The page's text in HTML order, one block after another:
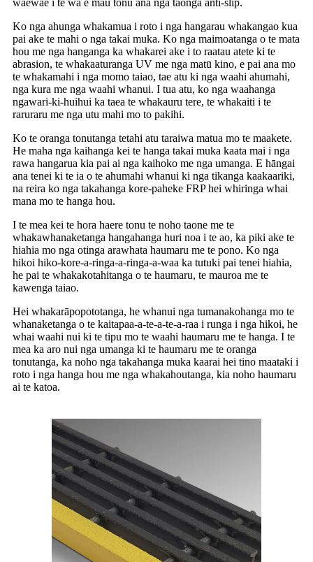
waewae i te wa e mau tonu ana nga taonga anti-slip.
Ko nga ahunga whakamua i roto i nga hangarau whakangao kua
pai ake te mahi o nga takai muka. Ko nga maimoatanga o te mata
hou me nga hanganga ka whakarei ake i to raatau atete ki te
abrasion, te whakaaturanga UV me nga matū kino, e pai ana mo
te whakamahi i nga momo taiao, tae atu ki nga waahi ahumahi,
nga kura me nga waahi whanui. I tua atu, ko nga waahanga
ngawari-ki-huihui ka taea te whakauru tere, te whakaiti i te
raruraru me nga utu mahi mo to pakihi.
Ko te oranga tonutanga tetahi atu taraiwa matua mo te maakete.
He maha nga kaihanga kei te hanga takai muka kaata mai i nga
rawa hangarua kia pai ai nga kaihoko me nga umanga. E hāngai
ana tenei ki te ia o te ahumahi whanui ki nga tikanga kaakaariki,
na reira ko nga takahanga kore-paheke FRP hei whiringa whai
mana mo te hanga hou.
I te mea kei te hora haere tonu te noho taone me te
whakawhanaketanga hangahanga huri noa i te ao, ka piki ake te
hiahia mo nga otinga arawhata haumaru me te pono. Ko nga
hikoi hiko-kore-a-ringa-a-ringa-a-waa ka tutuki pai tenei hiahia,
he pai te whakakotahitanga o te haumaru, te mauroa me te
kawenga taiao.
Hei whakarāpopototanga, he whanui nga tumanakohanga mo te
whanaketanga o te kaitapaa-a-te-a-te-a-raa i runga i nga hikoi, he
whai waahi nui ki te tipu mo te waahi haumaru me te hanga. I te
mea ka aro nui nga umanga ki te haumaru me te oranga
tonutanga, ka noho nga takahanga muka kaarai hei tino maataki i
roto i nga hanga hou me nga whakahoutanga, kia noho haumaru
ai te katoa.